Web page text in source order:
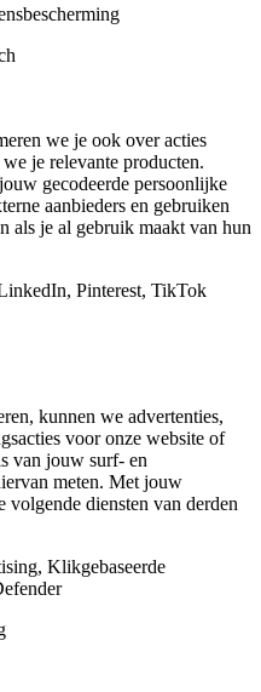
we je ook over acties
je relevante producten.
gecodeerde persoonlijke
aanbieders en gebruiken
als je al gebruik maakt van hun
Pinterest, TikTok
kunnen we advertenties,
voor onze website of
van jouw surf- en
meten. Met jouw
volgende diensten van derden
Klikgebaseerde